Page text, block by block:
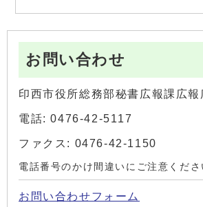
お問い合わせ
印西市役所総務部秘書広報課広報
電話: 0476-42-5117
ファクス: 0476-42-1150
電話番号のかけ間違いにご注意くださ
お問い合わせフォーム